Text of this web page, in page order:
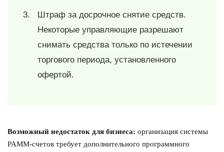
Штраф за досрочное снятие средств.
Некоторые управляющие разрешают
снимать средства только по истечении
торгового периода, установленного
офертой.
Возможный недостаток для бизнеса: организация системы
PAMM-счетов требует дополнительного программного